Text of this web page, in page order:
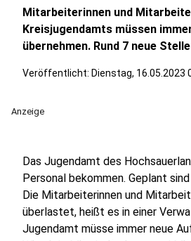
Mitarbeiterinnen und
Kreisjugendamts müssen
übernehmen. Rund 7 neue
Veröffentlicht: Dienstag, 16.05.2023
Anzeige
Das Jugendamt des
Personal bekommen. Geplant
Die Mitarbeiterinnen und
überlastet, heißt es in einer
Jugendamt müsse immer neue